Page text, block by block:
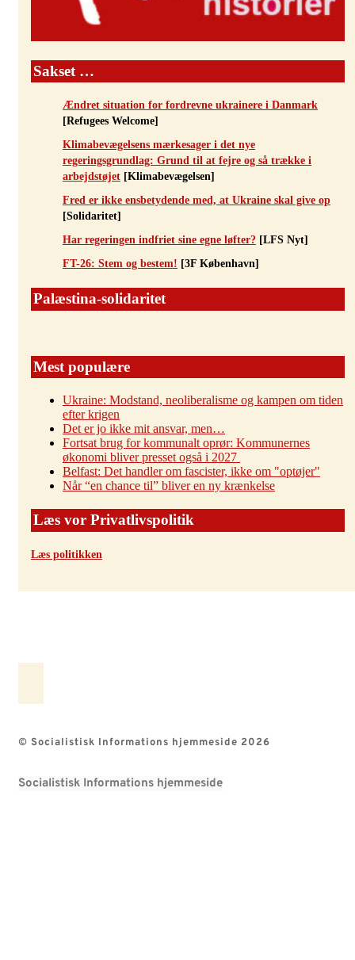
Sakset …
Ændret situation for fordrevne ukrainere i Danmark
[Refugees Welcome]
Klimabevægelsens mærkesager i det nye
regeringsgrundlag: Grund til at fejre og så trække i
arbejdstøjet [Klimabevægelsen]
Fred er ikke ensbetydende med, at Ukraine skal give op
[Solidaritet]
Har regeringen indfriet sine egne løfter? [LFS Nyt]
FT-26: Stem og bestem! [3F København]
Palæstina-solidaritet
Mest populære
Ukraine: Modstand, neoliberalisme og kampen om tiden
efter krigen
Det er jo ikke mit ansvar, men…
Fortsat brug for kommunalt oprør: Kommunernes
økonomi bliver presset også i 2027
Belfast: Det handler om fascister, ikke om "optøjer"
Når “en chance til” bliver en ny krænkelse
Læs vor Privatlivspolitik
Læs politikken
© Socialistisk Informations hjemmeside 2026
Socialistisk Informations hjemmeside